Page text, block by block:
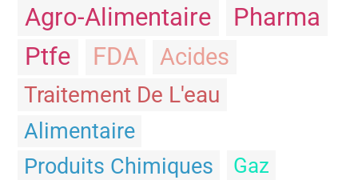
Agro-Alimentaire
Pharma
Ptfe
FDA Acides
Traitement De L'eau
Alimentaire
Produits Chimiques
Gaz